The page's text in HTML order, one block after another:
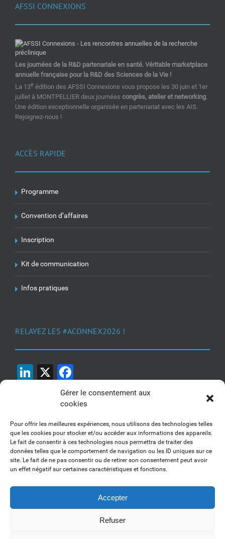
Gérer le consentement aux
cookies
Pour offrir les meilleures expériences, nous utilisons des technologies telles
que les cookies pour stocker et/ou accéder aux informations des appareils.
Le fait de consentir à ces technologies nous permettra de traiter des
données telles que le comportement de navigation ou les ID uniques sur ce
site. Le fait de ne pas consentir ou de retirer son consentement peut avoir
un effet négatif sur certaines caractéristiques et fonctions.
Accepter
Refuser
AFSSI CONNEXIONS
Les journées de la R&D partenariale en santé. Véritable marketplace
annuelle française pour la R&D des Sciences de la Vie !
La 13e édition des AFSSI Connexions vous propose les 30 juin et 1er
juillet à MONTPELLIER deux journées congrès, atelier et networking.
Une édition exceptionnelle organisée en partenariat avec les AIS.
Rejoignez-nous !
ACCÈS RAPIDE
Programme
Convention d’affaires
Inscription
Kit de communication
Infos pratiques
RELAYEZ LES #ACONNEX2026 !
LinkedIn
X
1, 2, 3... Buzzez !
Découvrez nos kits communication